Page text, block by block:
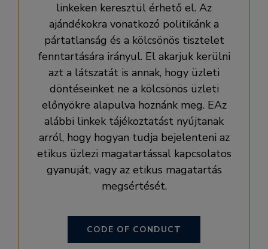
linkeken keresztül érhető el. Az
ajándékokra vonatkozó politikánk a
pártatlanság és a kölcsönös tisztelet
fenntartására irányul. El akarjuk kerülni
azt a látszatát is annak, hogy üzleti
döntéseinket ne a kölcsönös üzleti
előnyökre alapulva hoznánk meg. EAz
alábbi linkek tájékoztatást nyújtanak
arról, hogy hogyan tudja bejelenteni az
etikus üzlezi magatartással kapcsolatos
gyanuját, vagy az etikus magatartás
megsértését.
CODE OF CONDUCT